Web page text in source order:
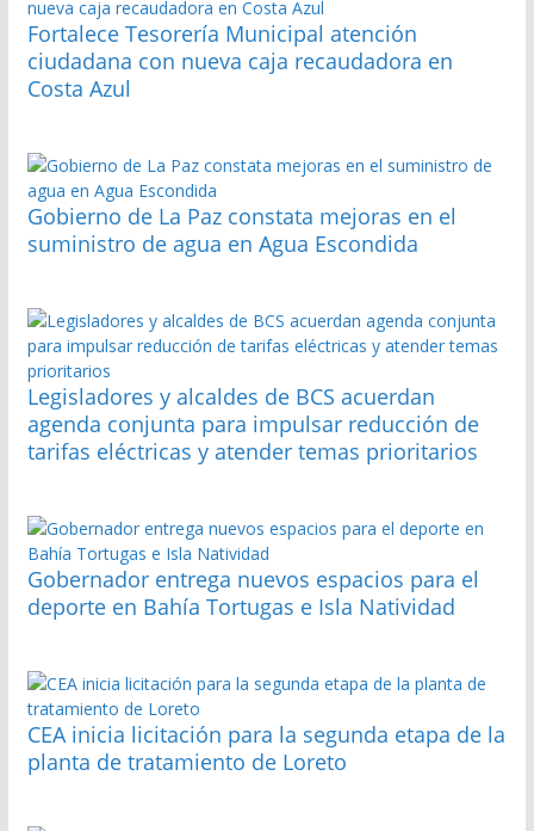
Fortalece Tesorería Municipal atención
ciudadana con nueva caja recaudadora en
Costa Azul
Gobierno de La Paz constata mejoras en el
suministro de agua en Agua Escondida
Legisladores y alcaldes de BCS acuerdan
agenda conjunta para impulsar reducción de
tarifas eléctricas y atender temas prioritarios
Gobernador entrega nuevos espacios para el
deporte en Bahía Tortugas e Isla Natividad
CEA inicia licitación para la segunda etapa de la
planta de tratamiento de Loreto